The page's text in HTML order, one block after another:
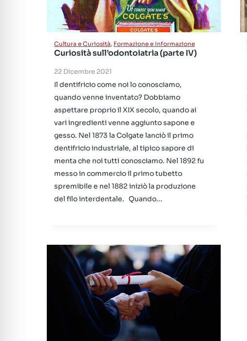
Cultura e Curiosità, Formazione e Informazione
Curiosità sull’odontoiatria (parte IV)
22 Dicembre 2021
Il dentifricio come noi lo conosciamo,
quando venne inventato? Dobbiamo
aspettare proprio il XIX secolo, quando ai
vari ingredienti venne aggiunto sapone e
gesso. Nel 1873 la Colgate lanciò il primo
dentifricio industriale, al tipico sapore di
menta che noi tutti conosciamo. Nel 1892 fu
messo in commercio il primo tubetto
spremibile e nel 1882 iniziò la produzione
del filo interdentale. Quando...